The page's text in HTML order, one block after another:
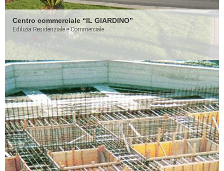
Centro commerciale “IL GIARDINO”
Edilizia Residenziale e Commerciale